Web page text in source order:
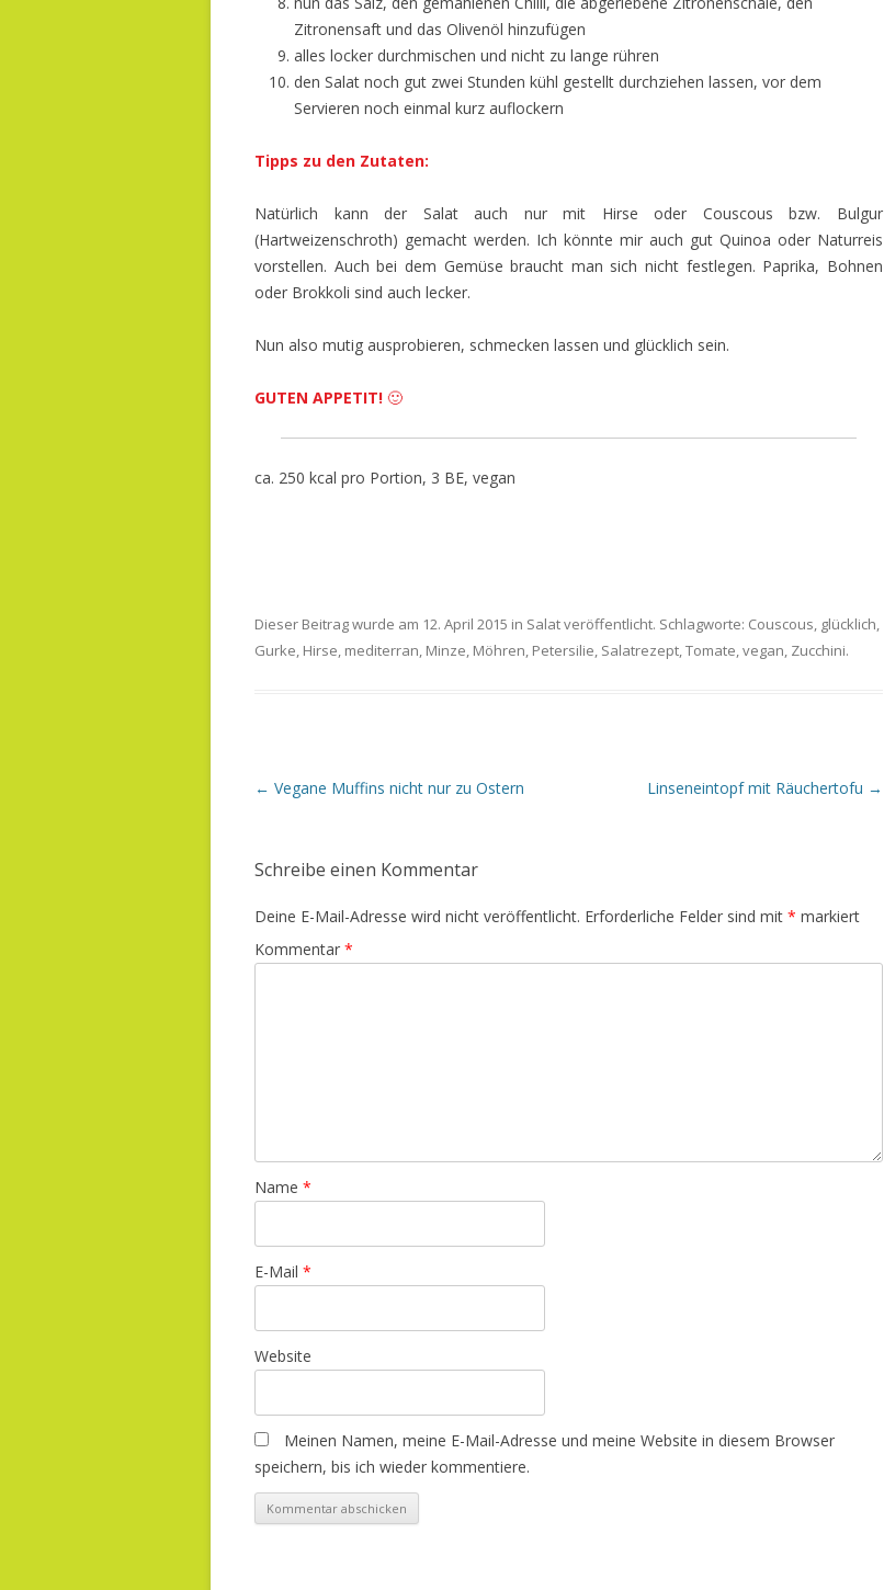
Zitronensaft und das Olivenöl hinzufügen
alles locker durchmischen und nicht zu lange rühren
den Salat noch gut zwei Stunden kühl gestellt durchziehen lassen, vor dem
Servieren noch einmal kurz auflockern
Tipps zu den Zutaten:
Natürlich kann der Salat auch nur mit Hirse oder Couscous bzw. Bulgur
(Hartweizenschroth) gemacht werden. Ich könnte mir auch gut Quinoa oder Naturreis
vorstellen. Auch bei dem Gemüse braucht man sich nicht festlegen. Paprika, Bohnen
oder Brokkoli sind auch lecker.
Nun also mutig ausprobieren, schmecken lassen und glücklich sein.
GUTEN APPETIT! 🙂
ca. 250 kcal pro Portion, 3 BE, vegan
Dieser Beitrag wurde am 12. April 2015 in Salatveröffentlicht. Schlagworte: Couscous, glücklich,
Gurke, Hirse, mediterran, Minze, Möhren, Petersilie, Salatrezept,Tomate,vegan, Zucchini.
e
a
-
N
a
← Vegane Muffins nicht nur zu Ostern Linseneintopf mit Räuchertofu →
Schreibe einen Kommentar
Deine E-Mail-Adresse wird nicht veröffentlicht. Erforderliche Felder sind mit * markiert
Kommentar *
Name *
E-Mail *
Website
Meinen Namen, meine E-Mail-Adresse und meine Website in diesem Browser
speichern, bis ich wieder kommentiere.